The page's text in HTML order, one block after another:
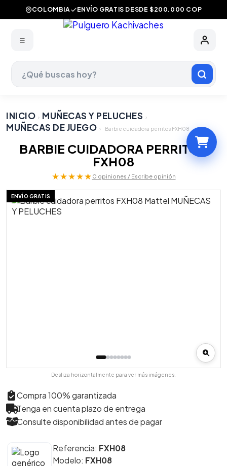
COLOMBIA ENVÍO GRATIS DESDE $200.000 COP
☰
INICIO › MUÑECAS Y PELUCHES ›
MUÑECAS DE JUEGO › Barbie cuidadora perritos FXH08
BARBIE CUIDADORA PERRITOS
FXH08
★★★★★ 0 opiniones / Escribe opinión
ENVÍO GRATIS
Desliza horizontalmente para ver más imágenes.
Compra 100% garantizada
Tenga en cuenta plazo de entrega
Consulte disponibilidad antes de pagar
Referencia: FXH08
Modelo: FXH08